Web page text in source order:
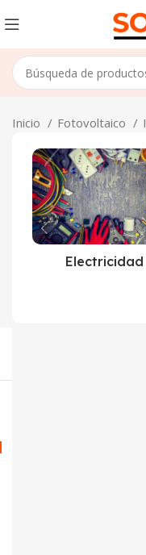
Inicio Fotovoltaico
Electricidad